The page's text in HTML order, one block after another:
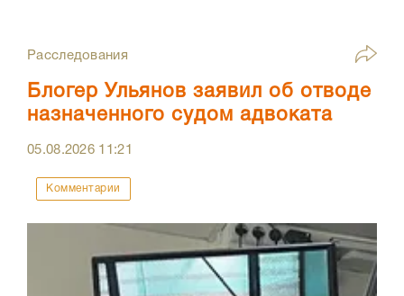
Расследования
Блогер Ульянов заявил об отводе
назначенного судом адвоката
05.08.2026 11:21
Комментарии